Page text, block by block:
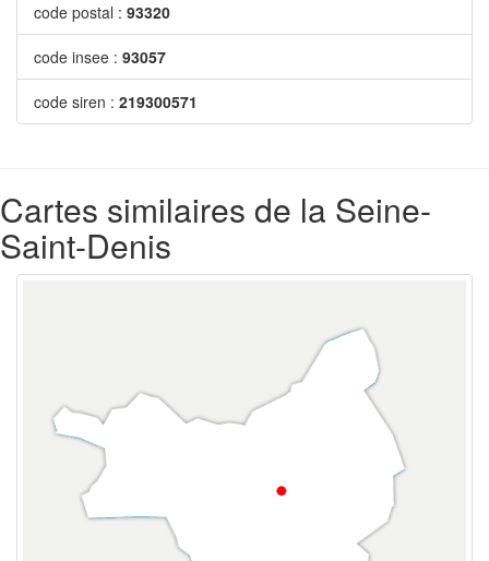
code postal : 93320
code insee : 93057
code siren : 219300571
Cartes similaires de la Seine-
Saint-Denis